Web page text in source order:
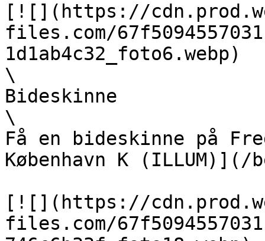
[![](https://
files.com/
1d1ab4c32_foto6.webp)
\
Bideskinne
\
Få en bideskinne på
København K
[![](https://
files.com/